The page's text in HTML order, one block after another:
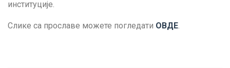
институције.
Слике са прославе можете погледати ОВДЕ